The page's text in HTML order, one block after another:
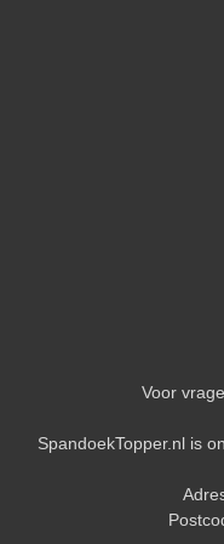
Voor
SpandoekTopper.nl is